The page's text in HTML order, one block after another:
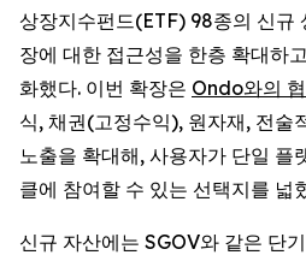
상장지수펀드(ETF) 98종의 신규
장에 대한 접근성을 한층 확대하
화했다. 이번 확장은 Ondo와의
식, 채권(고정수익), 원자재, 전술
노출을 확대해, 사용자가 단일 플
클에 참여할 수 있는 선택지를 넓
신규 자산에는 SGOV와 같은 단